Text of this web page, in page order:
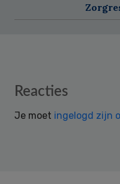
Reader
Reacties
Je moet ingelogd zijn